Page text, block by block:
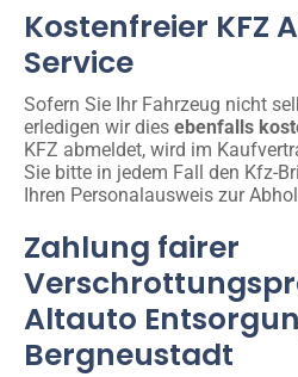
Kostenfreier KFZ
Service
Sofern Sie Ihr Fahrzeug nicht
erledigen wir dies ebenfalls
KFZ abmeldet, wird im
Sie bitte in jedem Fall den Kfz-
Ihren Personalausweis zur
Zahlung fairer
Altauto
Bergneustadt